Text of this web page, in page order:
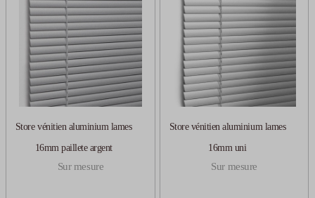
Store vénitien aluminium lames
16mm paillete argent
Sur mesure
Store vénitien aluminium lames
16mm uni
Sur mesure